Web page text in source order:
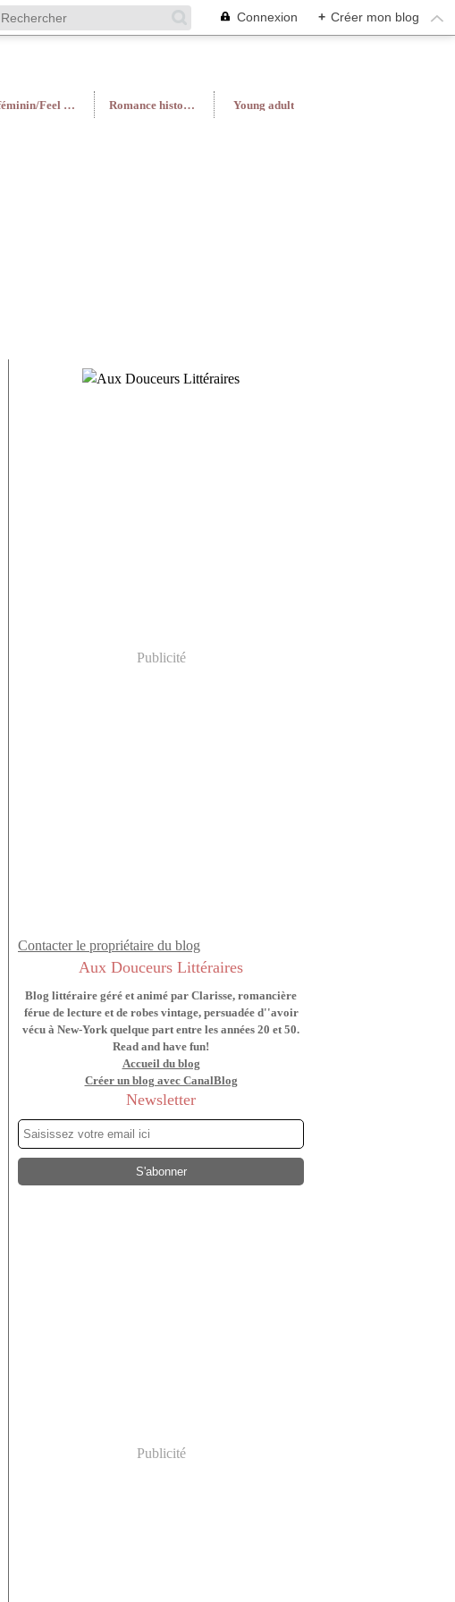
Connexion + Créer mon blog
Roman féminin/Feel Good Romance historique Young adult
Publicité
Contacter le propriétaire du blog
Aux Douceurs Littéraires
Blog littéraire géré et animé par Clarisse, romancière
férue de lecture et de robes vintage, persuadée d''avoir
vécu à New-York quelque part entre les années 20 et 50.
Read and have fun!
Accueil du blog
Créer un blog avec CanalBlog
Newsletter
Publicité